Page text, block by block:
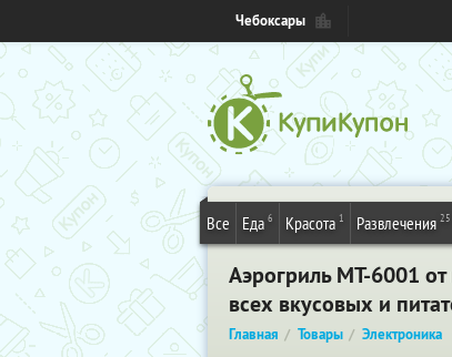
Чебоксары
Все Еда 6 Красота 1 Развлечения 25
Аэрогриль MT-6001
всех вкусовых и
Главная Товары Электроника